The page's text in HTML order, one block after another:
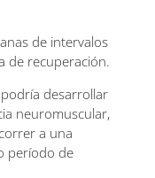
de intervalos
de recuperación.
desarrollar
neuromuscular,
a una
período de